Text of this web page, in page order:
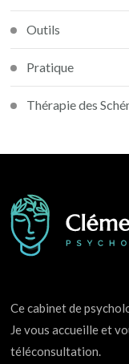
Outils
Pratique
Thérapie des
Ce cabinet de
Je vous accueille et
téléconsultation.